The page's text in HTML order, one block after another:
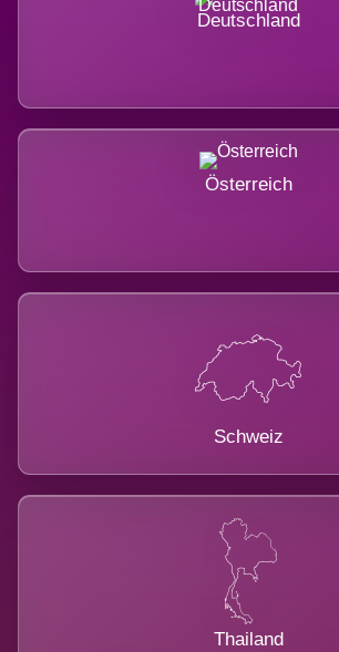
Deutschland
Österreich
Schweiz
Thailand